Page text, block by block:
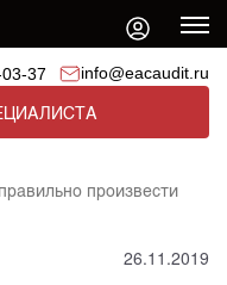
37 info@eacaudit.ru
произвести
26.11.2019